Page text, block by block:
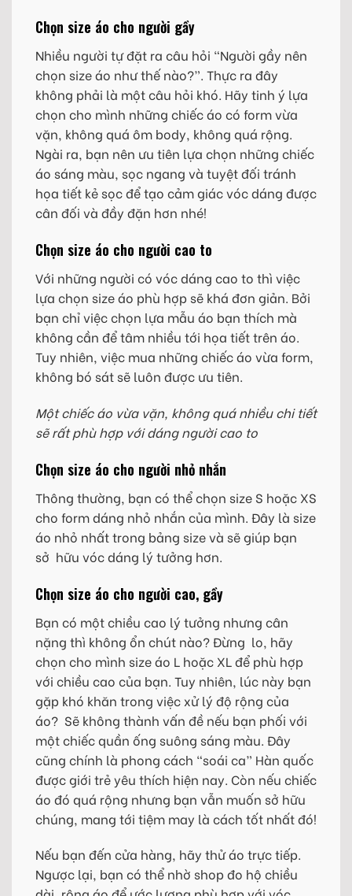
Chọn size áo cho người gầy
Nhiều người tự đặt ra câu hỏi “Người gầy nên
chọn size áo như thế nào?”. Thực ra đây
không phải là một câu hỏi khó. Hãy tinh ý lựa
chọn cho mình những chiếc áo có form vừa
vặn, không quá ôm body, không quá rộng.
Ngài ra, bạn nên ưu tiên lựa chọn những chiếc
áo sáng màu, sọc ngang và tuyệt đối tránh
họa tiết kẻ sọc để tạo cảm giác vóc dáng được
cân đối và đầy đặn hơn nhé!
Chọn size áo cho người cao to
Với những người có vóc dáng cao to thì việc
lựa chọn size áo phù hợp sẽ khá đơn giản. Bởi
bạn chỉ việc chọn lựa mẫu áo bạn thích mà
không cần để tâm nhiều tới họa tiết trên áo.
Tuy nhiên, việc mua những chiếc áo vừa form,
không bó sát sẽ luôn được ưu tiên.
Một chiếc áo vừa vặn, không quá nhiều chi tiết
sẽ rất phù hợp với dáng người cao to
Chọn size áo cho người nhỏ nhắn
Thông thường, bạn có thể chọn size S hoặc XS
cho form dáng nhỏ nhắn của mình. Đây là size
áo nhỏ nhất trong bảng size và sẽ giúp bạn
sở hữu vóc dáng lý tưởng hơn.
Chọn size áo cho người cao, gầy
Bạn có một chiều cao lý tưởng nhưng cân
nặng thì không ổn chút nào? Đừng lo, hãy
chọn cho mình size áo L hoặc XL để phù hợp
với chiều cao của bạn. Tuy nhiên, lúc này bạn
gặp khó khăn trong việc xử lý độ rộng của
áo? Sẽ không thành vấn đề nếu bạn phối với
một chiếc quần ống suông sáng màu. Đây
cũng chính là phong cách “soái ca” Hàn quốc
được giới trẻ yêu thích hiện nay. Còn nếu chiếc
áo đó quá rộng nhưng bạn vẫn muốn sở hữu
chúng, mang tới tiệm may là cách tốt nhất đó!
Nếu bạn đến cửa hàng, hãy thử áo trực tiếp.
Ngược lại, bạn có thể nhờ shop đo hộ chiều